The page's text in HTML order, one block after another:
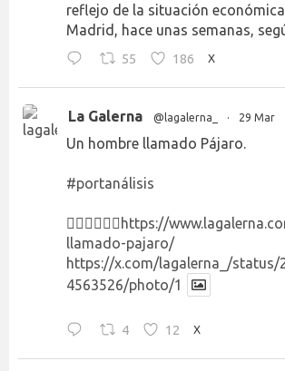
reflejo de la situación
Madrid, hace unas semanas,
55 186 X
La Galerna @lagalerna_ · 29 Mar
Un hombre llamado Pájaro.
#portanálisis
👉🏻👉🏻👉🏻 https://
llamado-pajaro/
https://x.com/lagalerna_/status/
4563526/photo/1
4 12 X